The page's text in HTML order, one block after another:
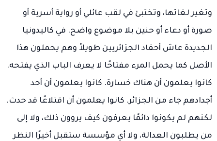
وتغير لغاتها، وتختبئ في لقب عائلي أو رواية أسرية أو
صورة أو دعاء أو حنين بلا موضوع واضح. في كاليدونيا
الجديدة عاش أحفاد الجزائريين طويلاً وهم يحملون هذا
الأصل كما يحمل المرء مفتاحًا لا يعرف الباب الذي يفتحه.
كانوا يعلمون أن هناك خسارة. كانوا يعلمون أن أحد
أجدادهم جاء من الجزائر. كانوا يعلمون أن اقتلاعًا قد حدث.
لكنهم لم يكونوا دائمًا يعرفون كيف يروون ذلك، ولا إلى
من يطلبون العدالة، ولا أي مؤسسة ستقبل أخيرًا النظر